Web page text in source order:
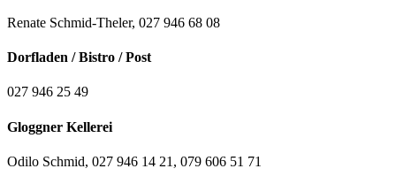
Renate Schmid-Theler, 027 946 68 08
Dorfladen / Bistro / Post
027 946 25 49
Gloggner Kellerei
Odilo Schmid, 027 946 14 21, 079 606 51 71